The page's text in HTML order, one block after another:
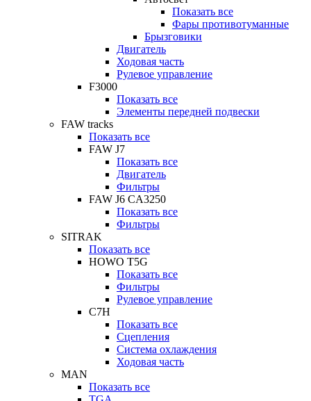
Показать все
Фары противотуманные
Брызговики
Двигатель
Ходовая часть
Рулевое управление
F3000
Показать все
Элементы передней подвески
FAW tracks
Показать все
FAW J7
Показать все
Двигатель
Фильтры
FAW J6 CA3250
Показать все
Фильтры
SITRAK
Показать все
HOWO T5G
Показать все
Фильтры
Рулевое управление
C7H
Показать все
Сцепления
Система охлаждения
Ходовая часть
MAN
Показать все